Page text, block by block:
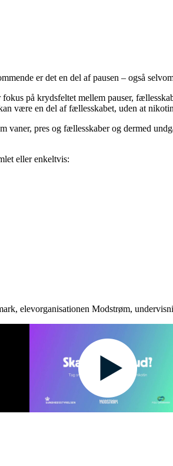
er det en del af pausen – også
på krydsfeltet mellem pauser,
være en del af fællesskabet, uden at
vaner, pres og fællesskaber og dermed
eller enkeltvis:
elevorganisationen Modstrøm,